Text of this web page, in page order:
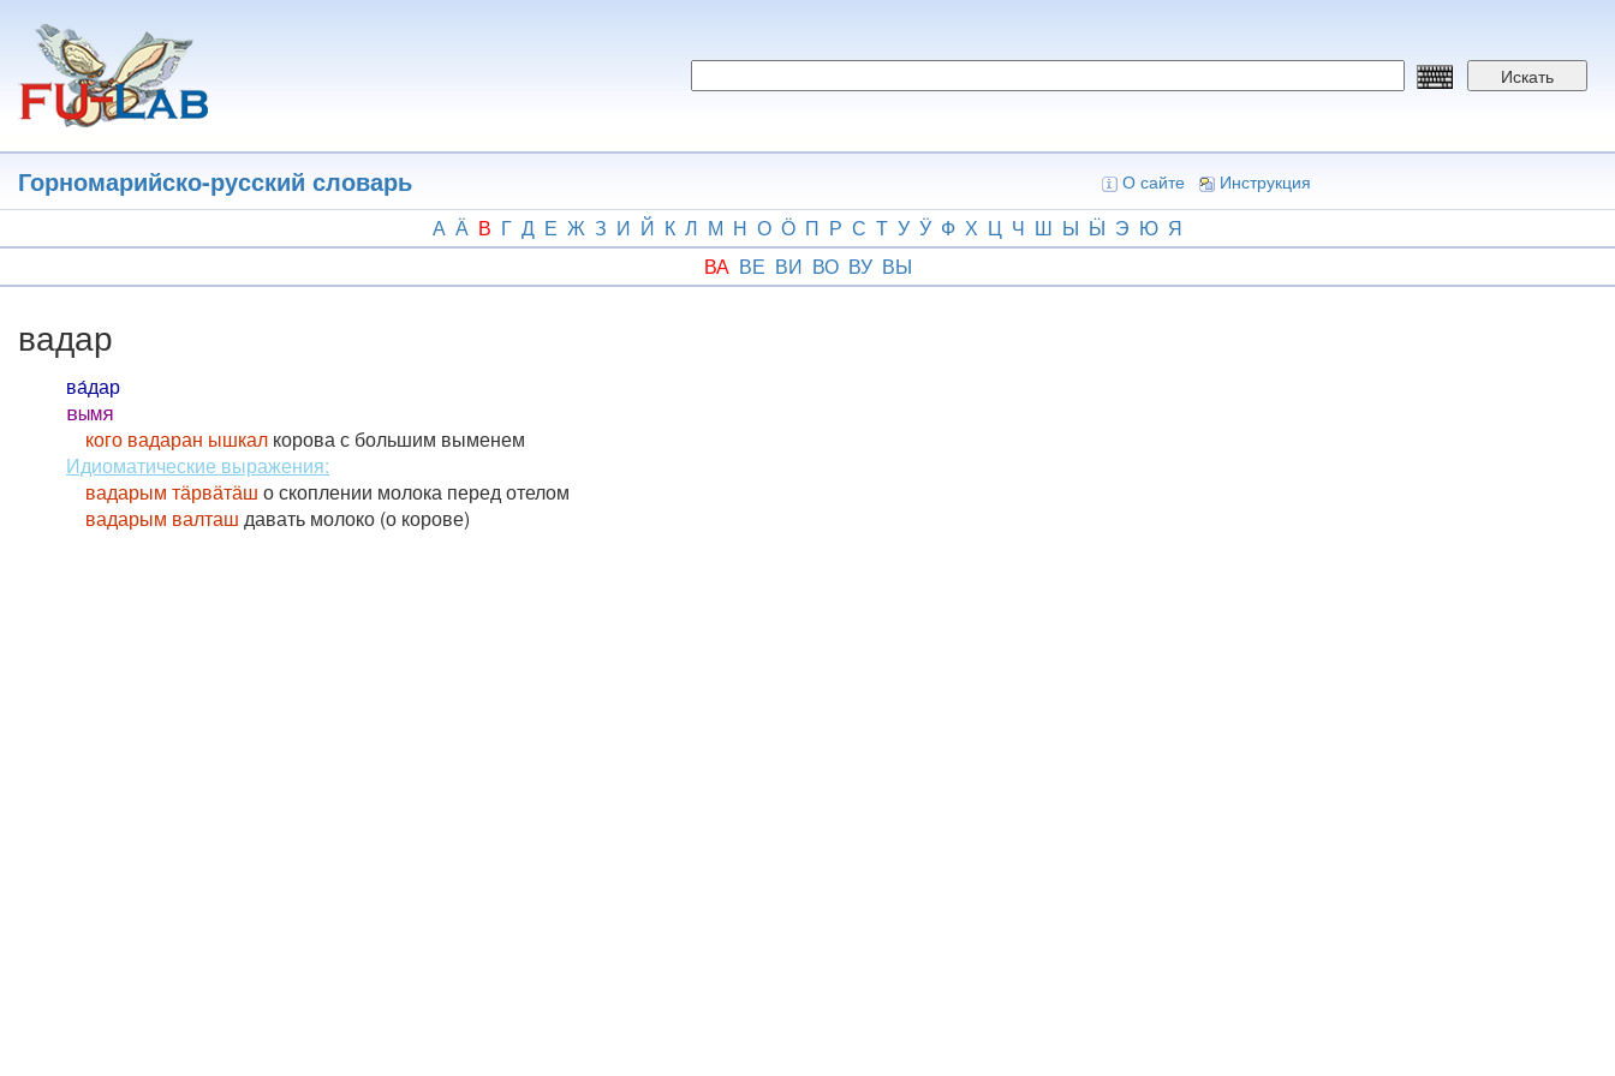
основному
содержанию
Искать
Горномарийско-русский словарь О сайте Инструкция
А Ӓ В Г Д Е Ж З И Й К Л М Н О Ӧ П Р С Т У Ӱ Ф Х Ц Ч Ш Ы Ӹ Э Ю Я
ВА ВЕ ВИ ВО ВУ ВЫ
вадар
ва́дар
вымя
кого вадаран ышкал корова с большим выменем
Идиоматические выражения:
вадарым тӓрвӓтӓш о скоплении молока перед отелом
вадарым валташ давать молоко (о корове)